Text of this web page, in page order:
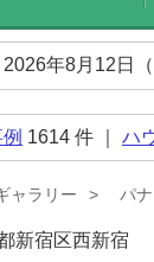
年8月12日
1614 件 ｜ ハ
ャラリー パ
新宿区西新宿